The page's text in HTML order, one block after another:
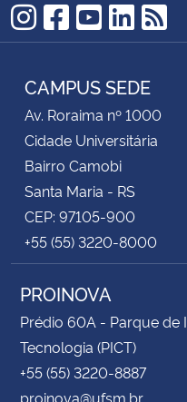
Instagram
Facebook
CAMPUS SEDE
Av. Roraima nº 1000
Cidade Universitária
Bairro Camobi
Santa Maria - RS
CEP: 97105-900
+55 (55) 3220-8000
PROINOVA
Prédio 60A - Parque de
Tecnologia (PICT)
+55 (55) 3220-8887
proinova@ufsm.br